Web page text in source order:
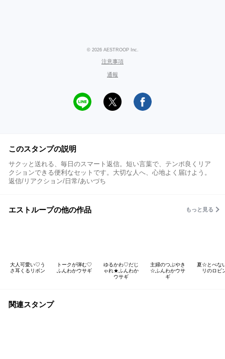
© 2026 AESTROOP Inc.
注意事項
通報
このスタンプの説明
サクッと送れる、毎日のスマート返信。短い言葉で、テンポ良くリア
クションできる便利なセットです。大切な人へ、心地よく届けよう。
返信/リアクション/日常/あいづち
エストループの他の作品 もっと見る
大人可愛い♡う
さ耳くるリボン
トークが弾む♡
ふんわかウサギ
ゆるかわ♡だじ
ゃれ★ふんわか
ウサギ
主婦のつぶやき
☆ふんわかウサ
ギ
夏☆とべな
リのロビ
関連スタンプ